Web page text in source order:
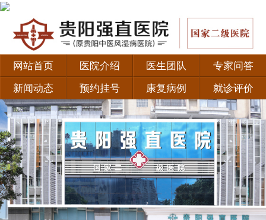
网站首页 医院介绍 医生团队
专家问答
新闻动态
预约挂号 康复病例 就诊评价